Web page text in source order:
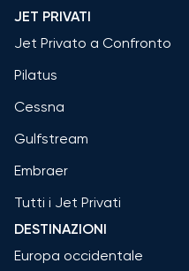
JET PRIVATI
Jet Privato a Confronto
Pilatus
Cessna
Gulfstream
Embraer
Tutti i Jet Privati
DESTINAZIONI
Europa occidentale